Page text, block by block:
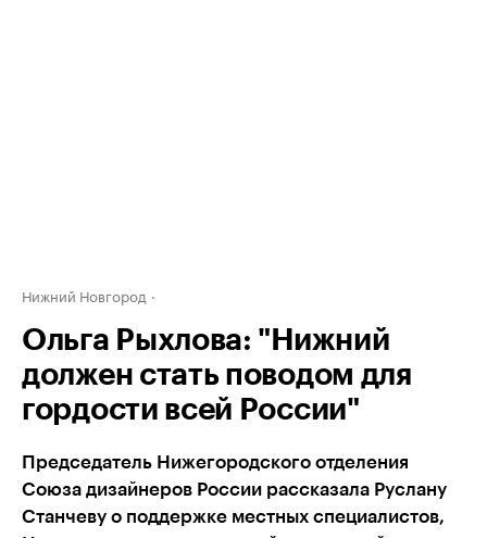
Нижний Новгород
Ольга Рыхлова: "Нижний
должен стать поводом для
гордости всей России"
Председатель Нижегородского отделения
Союза дизайнеров России рассказала Руслану
Станчеву о поддержке местных специалистов,